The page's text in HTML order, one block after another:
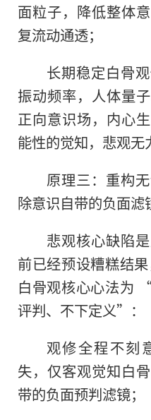
面粒子，降低整体
复流动通透；
长期稳定白骨
振动频率，人体量
正向意识场，内心
能性的觉知，悲观无
原理三：重构
除意识自带的负面滤
悲观核心缺陷
前已经预设糟糕结
白骨观核心心法为
评判、不下定义”：
观修全程不刻
失，仅客观觉知白
带的负面预判滤镜；